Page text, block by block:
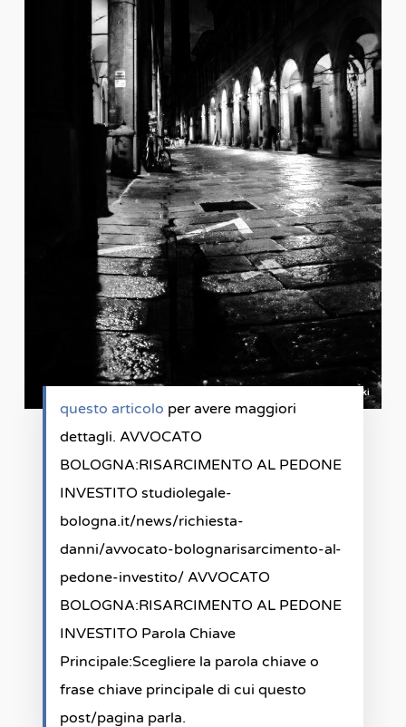
questo articolo per avere maggiori
dettagli. AVVOCATO
BOLOGNA:RISARCIMENTO AL PEDONE
INVESTITO studiolegale-
bologna.it/news/richiesta-
danni/avvocato-bolognarisarcimento-al-
pedone-investito/ AVVOCATO
BOLOGNA:RISARCIMENTO AL PEDONE
INVESTITO Parola Chiave
Principale:Scegliere la parola chiave o
frase chiave principale di cui questo
post/pagina parla.